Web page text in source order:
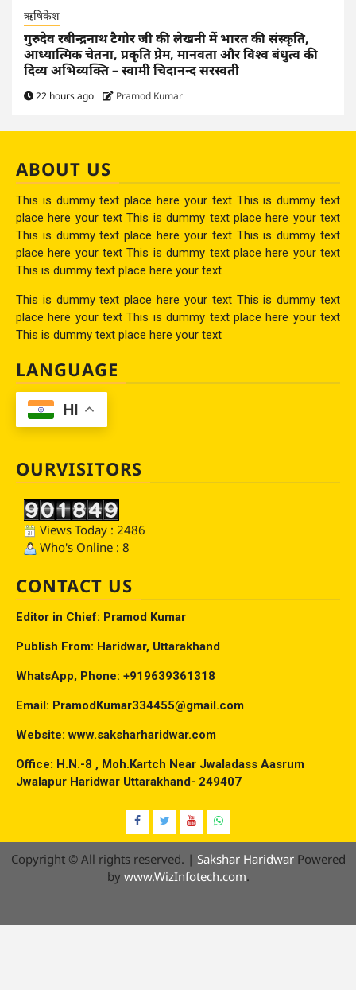
ऋषिकेश
गुरुदेव रबीन्द्रनाथ टैगोर जी की लेखनी में भारत की संस्कृति,
आध्यात्मिक चेतना, प्रकृति प्रेम, मानवता और विश्व बंधुत्व की
दिव्य अभिव्यक्ति – स्वामी चिदानन्द सरस्वती
22 hours ago Pramod Kumar
ABOUT US
This is dummy text place here your text This is dummy text
place here your text This is dummy text place here your text
This is dummy text place here your text This is dummy text
place here your text This is dummy text place here your text
This is dummy text place here your text
This is dummy text place here your text This is dummy text
place here your text This is dummy text place here your text
This is dummy text place here your text
LANGUAGE
HI
OURVISITORS
Views Today : 2486
Who's Online : 8
CONTACT US
Editor in Chief: Pramod Kumar
Publish From: Haridwar, Uttarakhand
WhatsApp, Phone: +919639361318
Email: PramodKumar334455@gmail.com
Website: www.saksharharidwar.com
Office: H.N.-8 , Moh.Kartch Near Jwaladass Aasrum
Jwalapur Haridwar Uttarakhand- 249407
Facebook
TwitterYouTubeWhatsap
Copyright © All rights reserved. | Sakshar HaridwarPowered
by www.WizInfotech.com.